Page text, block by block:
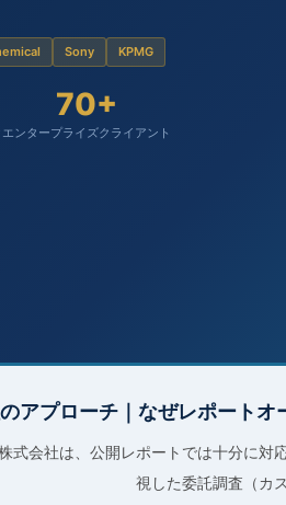
Sony KPMG
70+
エンタープライズクライアント
アプローチ｜なぜレポート
式会社は、公開レポートでは十分に
視した委託調査（カ